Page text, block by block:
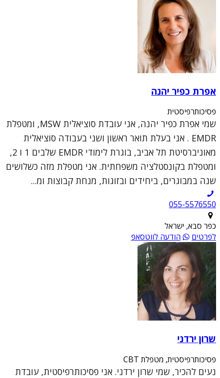
אפרת כפיר יהנה
פסיכותרפיסטית
שמי אפרת כפיר יהנה, אני עובדת סוציאלית MSW, ומטפלת
EMDR . אני בעלת תואר ראשון ושני בעבודה סוציאלית
מאוניברסיטת תל אביב, בוגרת לימודי EMDR שלבים 1 ו 2,
ומטפלת בקונסטלציה משפחתית. אני מטפלת מזה כשלושים
שנה במבוגרים, ביחידים ובזוגות, מנחת קבוצות ומ...
055-5576550
כפר סבא, ישראל
לפרטים
הודעה לווטסאפ
שרון ירדני
פסיכותרפיסטית, מטפלת CBT
נעים להכיר, שמי שרון ירדני. אני פסיכותרפיסטית, עובדת